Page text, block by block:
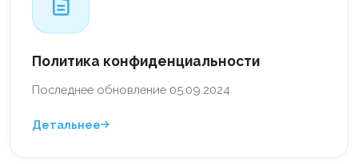
Политика конфиденциальности
Последнее обновление 05.09.2024
Детальнее